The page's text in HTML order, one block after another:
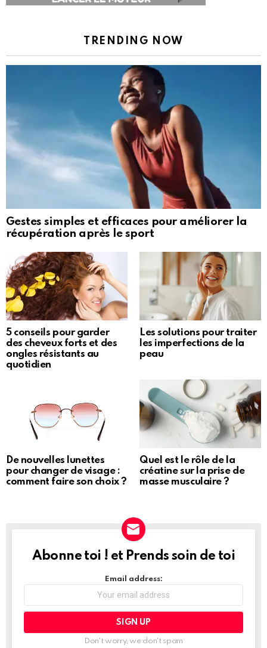
TRENDING NOW
Gestes simples et efficaces pour améliorer la
récupération après le sport
5 conseils pour garder
des cheveux forts et des
ongles résistants au
quotidien
Les solutions pour traiter
les imperfections de la
peau
De nouvelles lunettes
pour changer de visage :
comment faire son choix ?
Quel est le rôle de la
créatine sur la prise de
masse musculaire ?
PRENDS
Abonne toi ! et Prends soin de toi
Email address:
Don't worry, we don't spam